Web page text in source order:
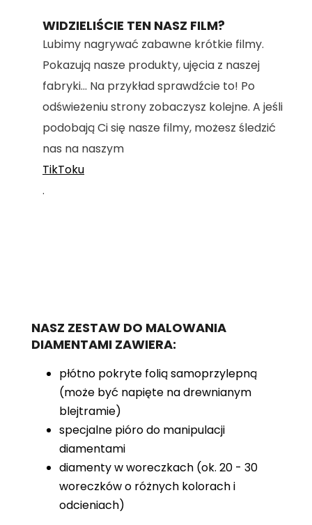
WIDZIELIŚCIE TEN NASZ FILM?
Lubimy nagrywać zabawne krótkie filmy.
Pokazują nasze produkty, ujęcia z naszej
fabryki... Na przykład sprawdźcie to! Po
odświeżeniu strony zobaczysz kolejne. A jeśli
podobają Ci się nasze filmy, możesz śledzić
nas na naszym
TikToku
.
NASZ ZESTAW DO MALOWANIA
DIAMENTAMI ZAWIERA:
płótno pokryte folią samoprzylepną
(może być napięte na drewnianym
blejtramie)
specjalne pióro do manipulacji
diamentami
diamenty w woreczkach (ok. 20 - 30
woreczków o różnych kolorach i
odcieniach)